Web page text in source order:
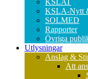
KSLAT
KSLA-Nytt
SOLMED
Rapporter
Övriga
Utlysningar
Anslag &
Att